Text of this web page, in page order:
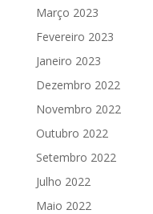
Março 2023
Fevereiro 2023
Janeiro 2023
Dezembro 2022
Novembro 2022
Outubro 2022
Setembro 2022
Julho 2022
Maio 2022